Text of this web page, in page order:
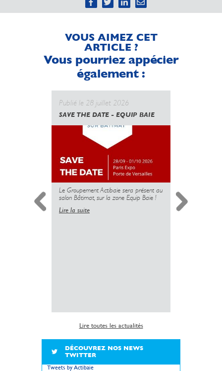
VOUS AIMEZ CET
ARTICLE ?
Vous pourriez appécier
également :
Publié le 28 juillet 2026
SAVE THE DATE - EQUIP BAIE
Le Groupement Actibaie sera présent au
salon Bâtimat, sur la zone Equip Baie !
Lire la suite
Lire toutes les actualités
DÉCOUVREZ NOS NEWS
TWITTER
Tweets by Actibaie